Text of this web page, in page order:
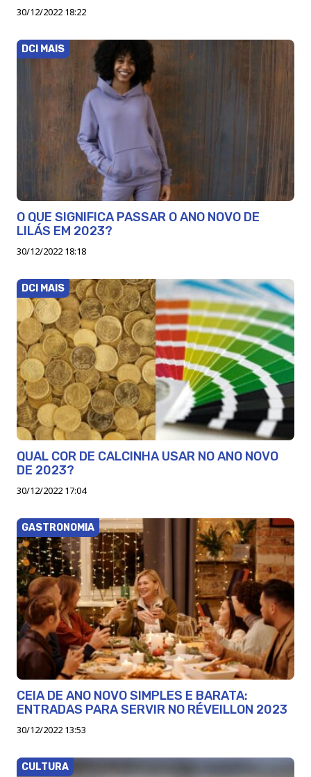
30/12/2022 18:22
DCI MAIS
O QUE SIGNIFICA PASSAR O ANO NOVO DE
LILÁS EM 2023?
30/12/2022 18:18
DCI MAIS
QUAL COR DE CALCINHA USAR NO ANO NOVO
DE 2023?
30/12/2022 17:04
GASTRONOMIA
CEIA DE ANO NOVO SIMPLES E BARATA:
ENTRADAS PARA SERVIR NO RÉVEILLON 2023
30/12/2022 13:53
CULTURA